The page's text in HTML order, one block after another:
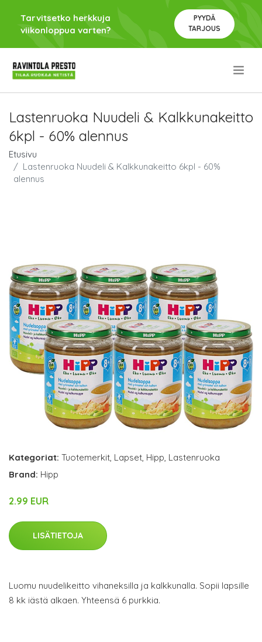
Tarvitsetko herkkuja
viikonloppua varten?
PYYDÄ
TARJOUS
Lastenruoka Nuudeli & Kalkkunakeitto
6kpl - 60% alennus
Etusivu
Lastenruoka Nuudeli & Kalkkunakeitto 6kpl - 60%
alennus
Kategoriat: Tuotemerkit, Lapset, Hipp, Lastenruoka
Brand: Hipp
2.99 EUR
LISÄTIETOJA
Luomu nuudelikeitto vihaneksilla ja kalkkunalla. Sopii lapsille
8 kk iästä alkaen. Yhteensä 6 purkkia.